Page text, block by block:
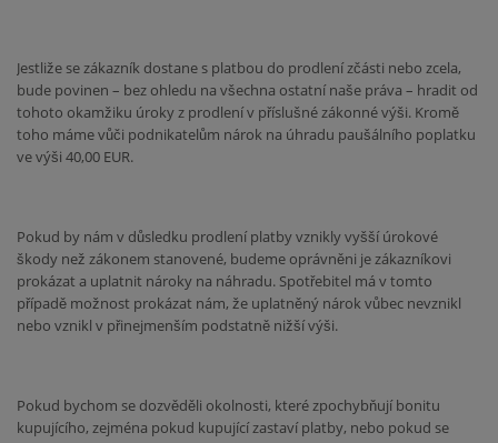
Jestliže se zákazník dostane s platbou do prodlení zčásti nebo zcela,
bude povinen – bez ohledu na všechna ostatní naše práva – hradit od
tohoto okamžiku úroky z prodlení v příslušné zákonné výši. Kromě
toho máme vůči podnikatelům nárok na úhradu paušálního poplatku
ve výši 40,00 EUR.
Pokud by nám v důsledku prodlení platby vznikly vyšší úrokové
škody než zákonem stanovené, budeme oprávněni je zákazníkovi
prokázat a uplatnit nároky na náhradu. Spotřebitel má v tomto
případě možnost prokázat nám, že uplatněný nárok vůbec nevznikl
nebo vznikl v přinejmenším podstatně nižší výši.
Pokud bychom se dozvěděli okolnosti, které zpochybňují bonitu
kupujícího, zejména pokud kupující zastaví platby, nebo pokud se